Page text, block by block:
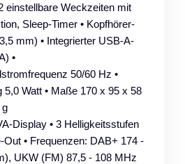
einstellbare Weckzeiten mit
Sleep-Timer • Kopfhörer-
mm) • Integrierter USB-A-
•
50/60 Hz •
5,0 Watt • Maße 170 x 95 x 58
g
Display • 3 Helligkeitsstufen
Out • Frequenzen: DAB+ 174 -
UKW (FM) 87,5 - 108 MHz